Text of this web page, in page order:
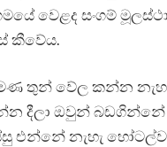
වෙළද සංගම්
කීවේය.
තුන් වේල කන්න
දීලා ඔවුන්
එන්නේ නැහැ